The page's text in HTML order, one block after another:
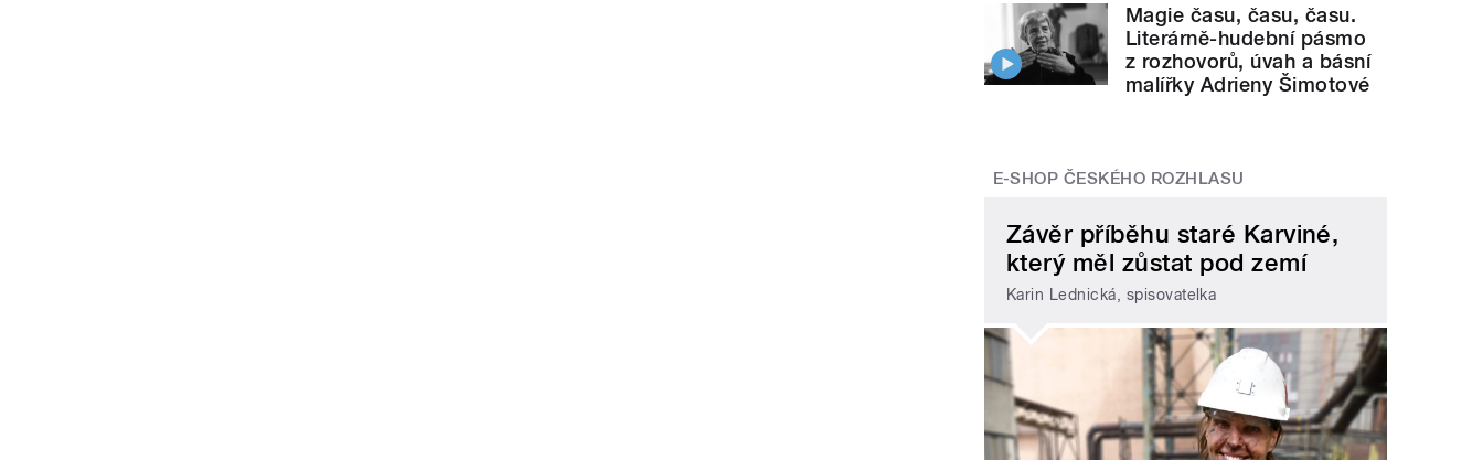
Magie času, času, času.
Literárně-hudební pásmo
z rozhovorů, úvah a básní
malířky Adrieny Šimotové
E-SHOP ČESKÉHO ROZHLASU
Závěr příběhu staré Karviné,
který měl zůstat pod zemí
Karin Lednická, spisovatelka